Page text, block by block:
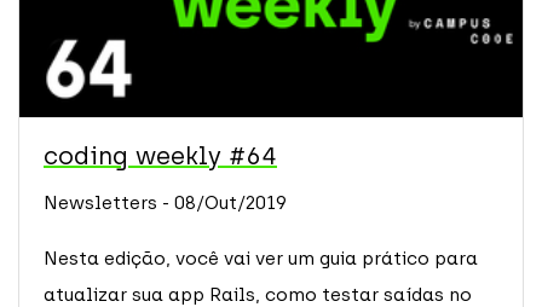
coding weekly #64
Newsletters - 08/Out/2019
Nesta edição, você vai ver um guia prático para
atualizar sua app Rails, como testar saídas no